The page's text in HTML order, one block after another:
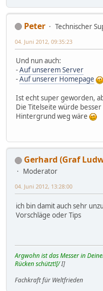
Peter
Technischer
04. Juni 2012, 09:35:23
Und nun auch:
-Auf unserem Server
-Auf unserer Homepage
Ist echt super geworden,
Die Titelseite würde
Hintergrund weg wäre
Gerhard (Graf
Moderator
04. Juni 2012, 13:28:00
ich bin damit auch sehr
Vorschläge oder Tips
Argwohn ist das Messer in
Rücken schützt![/I]
Fachkraft für Weltfrieden